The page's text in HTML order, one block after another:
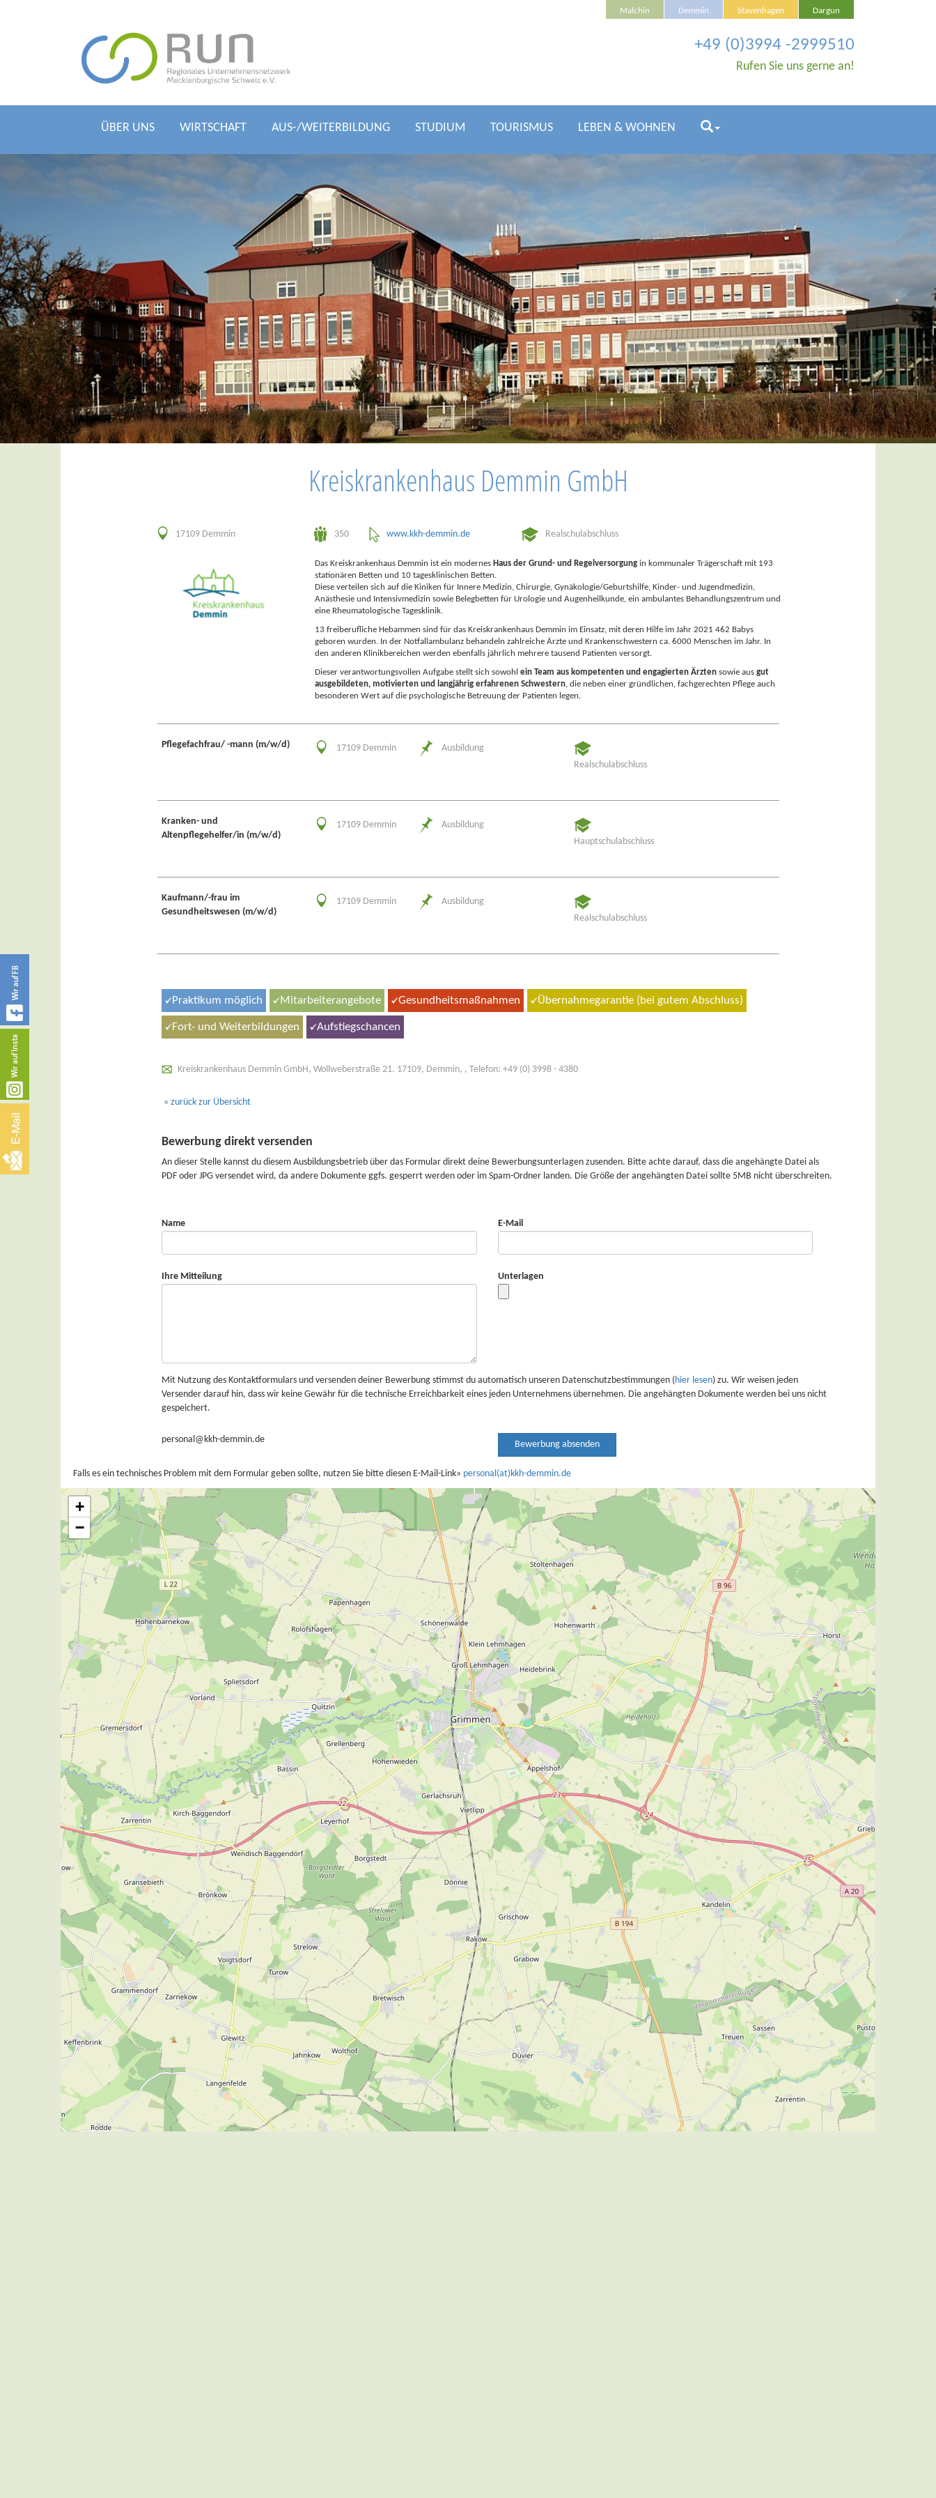
Malchin Demmin Stavenhagen Dargun
+49 (0)3994 -2999510
Rufen Sie uns gerne an!
ÜBER UNS WIRTSCHAFT AUS-/WEITERBILDUNG STUDIUM TOURISMUS LEBEN & WOHNEN
Kreiskrankenhaus Demmin GmbH
17109 Demmin 350 www.kkh-demmin.de Realschulabschluss
Das Kreiskrankenhaus Demmin ist ein modernes Haus der Grund- und Regelversorgung in kommunaler Trägerschaft mit 193
stationären Betten und 10 tagesklinischen Betten.
Diese verteilen sich auf die Kiniken für Innere Medizin, Chirurgie, Gynäkologie/Geburtshilfe, Kinder- und Jugendmedizin,
Anästhesie und Intensivmedizin sowie Belegbetten für Urologie und Augenheilkunde, ein ambulantes Behandlungszentrum und
eine Rheumatologische Tagesklinik.
13 freiberufliche Hebammen sind für das Kreiskrankenhaus Demmin im Einsatz, mit deren Hilfe im Jahr 2021 462 Babys
geboren wurden. In der Notfallambulanz behandeln zahlreiche Ärzte und Krankenschwestern ca. 6000 Menschen im Jahr. In
den anderen Klinikbereichen werden ebenfalls jährlich mehrere tausend Patienten versorgt.
Dieser verantwortungsvollen Aufgabe stellt sich sowohl ein Team aus kompetenten und engagierten Ärzten sowie aus gut
ausgebildeten, motivierten und langjährig erfahrenen Schwestern, die neben einer gründlichen, fachgerechten Pflege auch
besonderen Wert auf die psychologische Betreuung der Patienten legen.
Pflegefachfrau/ -mann (m/w/d) 17109 Demmin
Ausbildung
Realschulabschluss
Kranken- und
Altenpflegehelfer/in (m/w/d)
17109 Demmin
Ausbildung
Hauptschulabschluss
Kaufmann/-frau im
Gesundheitswesen (m/w/d)
17109 Demmin
Ausbildung
Realschulabschluss
Praktikum möglich Mitarbeiterangebote Gesundheitsmaßnahmen Übernahmegarantie (bei gutem Abschluss)
Fort- und Weiterbildungen Aufstiegschancen
Kreiskrankenhaus Demmin GmbH, Wollweberstraße 21. 17109, Demmin, , Telefon: +49 (0) 3998 - 4380
« zurück zur Übersicht
Bewerbung direkt versenden
An dieser Stelle kannst du diesem Ausbildungsbetrieb über das Formular direkt deine Bewerbungsunterlagen zusenden. Bitte achte darauf, dass die angehängte Datei als
PDF oder JPG versendet wird, da andere Dokumente ggfs. gesperrt werden oder im Spam-Ordner landen. Die Größe der angehängten Datei sollte 5MB nicht überschreiten.
Name E-Mail
Ihre Mitteilung Unterlagen
Mit Nutzung des Kontaktformulars und versenden deiner Bewerbung stimmst du automatisch unseren Datenschutzbestimmungen (hier lesen) zu. Wir weisen jeden
Versender darauf hin, dass wir keine Gewähr für die technische Erreichbarkeit eines jeden Unternehmens übernehmen. Die angehängten Dokumente werden bei uns nicht
gespeichert.
personal@kkh-demmin.de
Falls es ein technisches Problem mit dem Formular geben sollte, nutzen Sie bitte diesen E-Mail-Link» personal(at)kkh-demmin.de
+
−